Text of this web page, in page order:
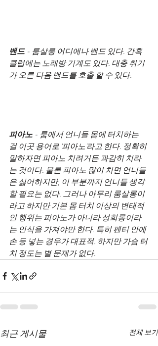
밴드 - 룸살롱 어디에나 밴드 있다. 간혹
클럽에는 노래방 기계도 있다. 대충 취기
가 오른 다음 밴드를 호출 할 수 있다.
피아노 - 룸에서 언니들 몸에 터치하는
걸 이곳 용어로 '피아노'라고 한다. 정확히
말하자면 피아노 치려거든 과감히 치라
는 것이다. 물론 피아노 많이 치면 언니들
은 싫어하지만, 이 부분까지 언니들 생각
할 필요는 없다. 그러나 아무리 룸살롱이
라고 하지만 기본 몸 터치 이상의 변태적
인 행위는 피아노가 아니라 성희롱이라
는 인식을 가져야만 한다. 특히 팬티 안에
손 등 넣는 경우가 대표적. 하지만 가슴 터
치 정도는 별 문제가 없다.
최근 게시물 전체 보기